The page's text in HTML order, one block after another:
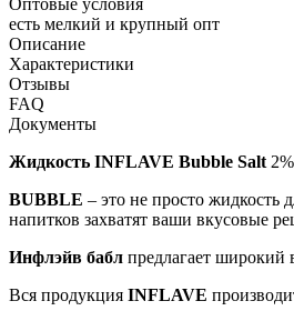
есть мелкий и крупный опт
Описание
Характеристики
Отзывы
FAQ
Документы
Жидкость INFLAVE Bubble Salt
BUBBLE – это не просто жидкость
напитков захватят ваши вкусовые
Инфлэйв бабл предлагает широкий
Вся продукция INFLAVE